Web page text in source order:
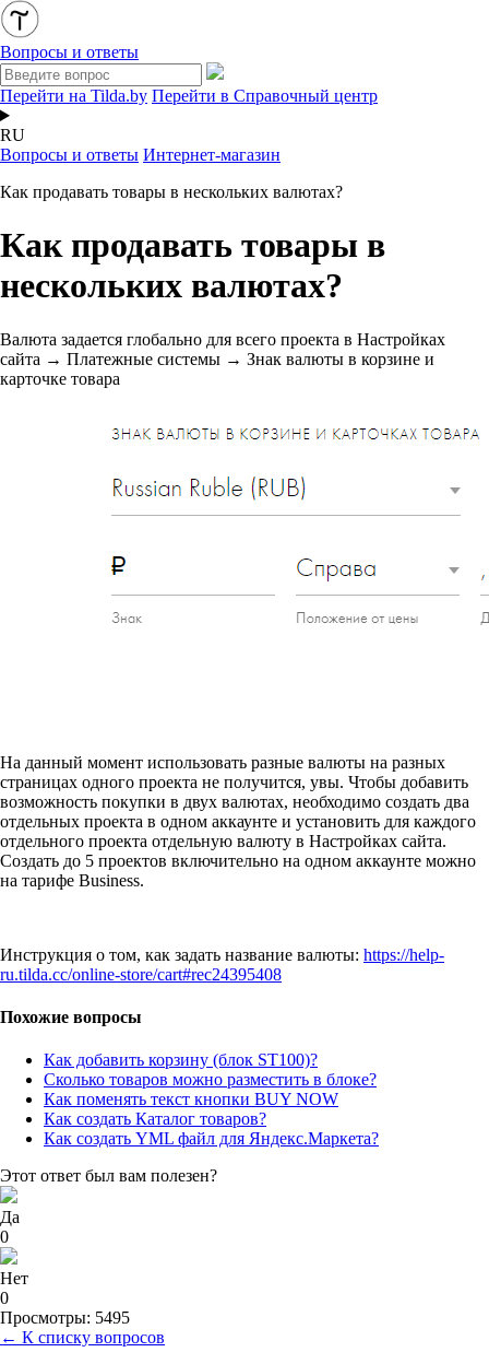
Вопросы и ответы
Перейти на Tilda.by Перейти в Справочный центр
RU
Вопросы и ответы Интернет-магазин
Как продавать товары в нескольких валютах?
Как продавать товары в
нескольких валютах?
Валюта задается глобально для всего проекта в Настройках
сайта → Платежные системы → Знак валюты в корзине и
карточке товара
На данный момент использовать разные валюты на разных
страницах одного проекта не получится, увы. Чтобы добавить
возможность покупки в двух валютах, необходимо создать два
отдельных проекта в одном аккаунте и установить для каждого
отдельного проекта отдельную валюту в Настройках сайта.
Создать до 5 проектов включительно на одном аккаунте можно
на тарифе Business.
Инструкция о том, как задать название валюты: https://help-
ru.tilda.cc/online-store/cart#rec24395408
Похожие вопросы
Как добавить корзину (блок ST100)?
Сколько товаров можно разместить в блоке?
Как поменять текст кнопки BUY NOW
Как создать Каталог товаров?
Как создать YML файл для Яндекс.Маркета?
Этот ответ был вам полезен?
Да
0
Нет
0
Просмотры: 5495
← К списку вопросов